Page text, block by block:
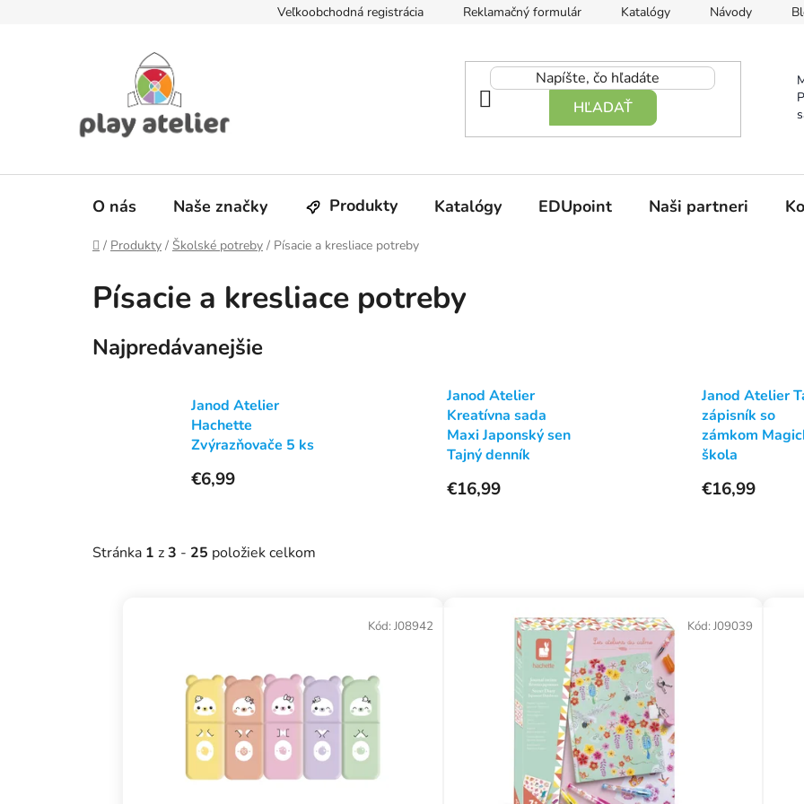
Veľkoobchodná registrácia Reklamačný formulár Katalógy Návody
HĽADAŤ
O nás Naše značky Produkty Katalógy EDUpoint Naši partneri
Domov
/ Produkty / Školské potreby / Písacie a kresliace potreby
Písacie a kresliace potreby
Najpredávanejšie
Janod Atelier
Hachette
Zvýrazňovače 5 ks
€6,99
Janod Atelier
Kreatívna sada
Maxi Japonský sen
Tajný denník
€16,99
Janod Atelier
zápisník so
zámkom
škola
€16,99
Stránka 1 z3 - 25 položiek celkom
Kód: J08942 Kód:J09039